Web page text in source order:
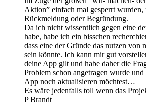
Aktion” einfach mal gesperrt wurden,
Rückmeldung oder Begründung.
Da ich nicht wissentlich gegen eine
habe, habe ich ein bisschen
dass eine der Gründe das nutzen von
sein könnte. Ich kann mir gut
deine App gilt und habe daher die
Problem schon angetragen wurde
App noch aktualisieren möchtest…
Es wäre jedenfalls toll wenn das
P Brandt